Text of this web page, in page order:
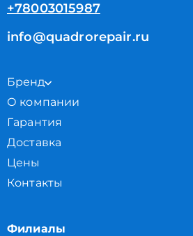
+78003015987
info@quadrorepair.ru
Бренд
О компании
Гарантия
Доставка
Цены
Контакты
Филиалы